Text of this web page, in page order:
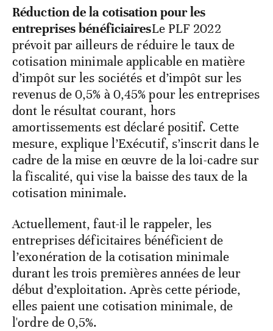
Réduction de la cotisation pour les
entreprises bénéficiairesLe PLF 2022
prévoit par ailleurs de réduire le taux de
cotisation minimale applicable en matière
d’impôt sur les sociétés et d’impôt sur les
revenus de 0,5% à 0,45% pour les entreprises
dont le résultat courant, hors
amortissements est déclaré positif. Cette
mesure, explique l’Exécutif, s’inscrit dans le
cadre de la mise en œuvre de la loi-cadre sur
la fiscalité, qui vise la baisse des taux de la
cotisation minimale.
Actuellement, faut-il le rappeler, les
entreprises déficitaires bénéficient de
l’exonération de la cotisation minimale
durant les trois premières années de leur
début d’exploitation. Après cette période,
elles paient une cotisation minimale, de
l'ordre de 0,5%.